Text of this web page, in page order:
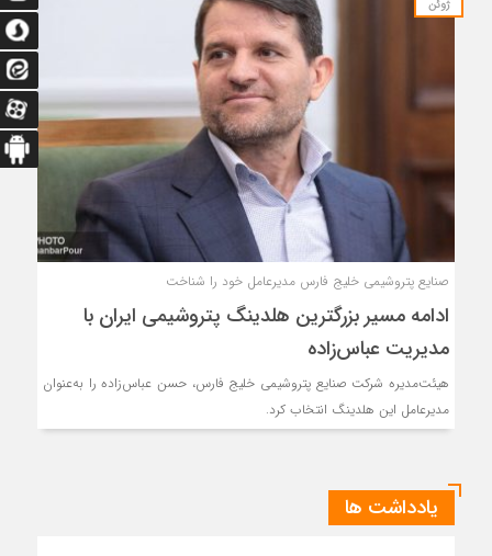
ژوئن
صنایع پتروشیمی خلیج فارس مدیرعامل خود را شناخت
ادامه مسیر بزرگترین هلدینگ پتروشیمی ایران با
مدیریت عباس‌زاده
هیئت‌مدیره شرکت صنایع پتروشیمی خلیج فارس، حسن عباس‌زاده را به‌عنوان
مدیرعامل این هلدینگ انتخاب کرد.
یادداشت ها